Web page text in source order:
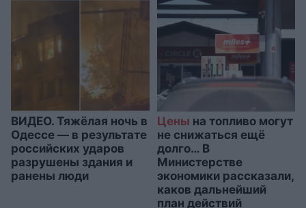
ВИДЕО. Тяжёлая ночь в
Одессе — в результате
российских ударов
разрушены здания и
ранены люди
Цены на топливо могут
не снижаться ещё
долго… В
Министерстве
экономики рассказали,
каков дальнейший
план действий